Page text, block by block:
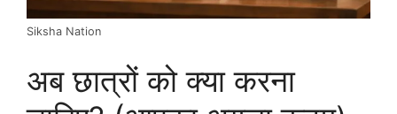
Siksha Nation
अब छात्रों को क्या करना